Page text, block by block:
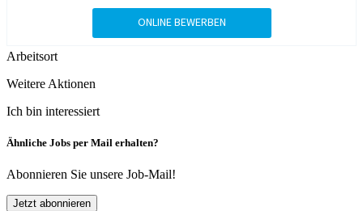
ONLINE BEWERBEN
Arbeitsort
Weitere Aktionen
Ich bin interessiert
Ähnliche Jobs per Mail erhalten?
Abonnieren Sie unsere Job-Mail!
Jetzt abonnieren